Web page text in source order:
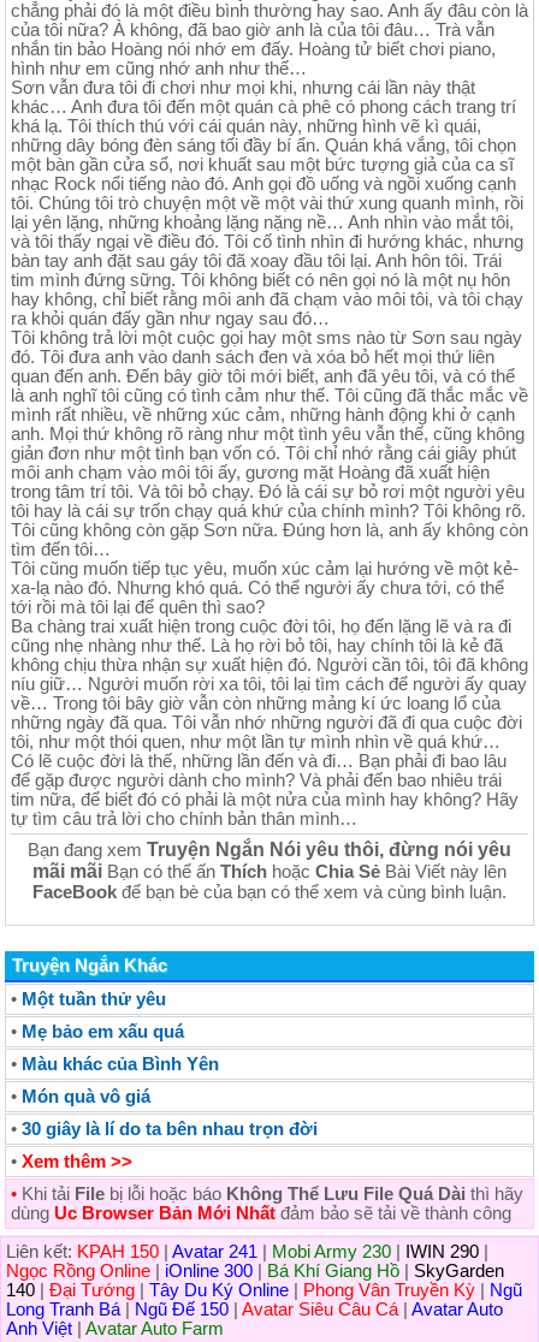
chẳng phải đó là một điều bình thường hay sao. Anh ấy đâu còn là
của tôi nữa? À không, đã bao giờ anh là của tôi đâu… Trà vẫn
nhắn tin bảo Hoàng nói nhớ em đấy. Hoàng tử biết chơi piano,
hình như em cũng nhớ anh như thế…
Sơn vẫn đưa tôi đi chơi như mọi khi, nhưng cái lần này thật
khác… Anh đưa tôi đến một quán cà phê có phong cách trang trí
khá lạ. Tôi thích thú với cái quán này, những hình vẽ kì quái,
những dây bóng đèn sáng tối đầy bí ẩn. Quán khá vắng, tôi chọn
một bàn gần cửa sổ, nơi khuất sau một bức tượng giả của ca sĩ
nhạc Rock nổi tiếng nào đó. Anh gọi đồ uống và ngồi xuống cạnh
tôi. Chúng tôi trò chuyện một về một vài thứ xung quanh mình, rồi
lại yên lặng, những khoảng lặng nặng nề… Anh nhìn vào mắt tôi,
và tôi thấy ngại về điều đó. Tôi cố tình nhìn đi hướng khác, nhưng
bàn tay anh đặt sau gáy tôi đã xoay đầu tôi lại. Anh hôn tôi. Trái
tim mình đứng sững. Tôi không biết có nên gọi nó là một nụ hôn
hay không, chỉ biết rằng môi anh đã chạm vào môi tôi, và tôi chạy
ra khỏi quán đấy gần như ngay sau đó…
Tôi không trả lời một cuộc gọi hay một sms nào từ Sơn sau ngày
đó. Tôi đưa anh vào danh sách đen và xóa bỏ hết mọi thứ liên
quan đến anh. Đến bây giờ tôi mới biết, anh đã yêu tôi, và có thể
là anh nghĩ tôi cũng có tình cảm như thế. Tôi cũng đã thắc mắc về
mình rất nhiều, về những xúc cảm, những hành động khi ở cạnh
anh. Mọi thứ không rõ ràng như một tình yêu vẫn thế, cũng không
giản đơn như một tình bạn vốn có. Tôi chỉ nhớ rằng cái giây phút
môi anh chạm vào môi tôi ấy, gương mặt Hoàng đã xuất hiện
trong tâm trí tôi. Và tôi bỏ chạy. Đó là cái sự bỏ rơi một người yêu
tôi hay là cái sự trốn chạy quá khứ của chính mình? Tôi không rõ.
Tôi cũng không còn gặp Sơn nữa. Đúng hơn là, anh ấy không còn
tìm đến tôi…
Tôi cũng muốn tiếp tục yêu, muốn xúc cảm lại hướng về một kẻ-
xa-lạ nào đó. Nhưng khó quá. Có thể người ấy chưa tới, có thể
tới rồi mà tôi lại để quên thì sao?
Ba chàng trai xuất hiện trong cuộc đời tôi, họ đến lặng lẽ và ra đi
cũng nhẹ nhàng như thế. Là họ rời bỏ tôi, hay chính tôi là kẻ đã
không chịu thừa nhận sự xuất hiện đó. Người cần tôi, tôi đã không
níu giữ… Người muốn rời xa tôi, tôi lại tìm cách để người ấy quay
về… Trong tôi bây giờ vẫn còn những mảng kí ức loang lổ của
những ngày đã qua. Tôi vẫn nhớ những người đã đi qua cuộc đời
tôi, như một thói quen, như một lần tự mình nhìn về quá khứ…
Có lẽ cuộc đời là thế, những lần đến và đi… Bạn phải đi bao lâu
để gặp được người dành cho mình? Và phải đến bao nhiêu trái
tim nữa, để biết đó có phải là một nửa của mình hay không? Hãy
tự tìm câu trả lời cho chính bản thân mình…
Bạn đang xem Truyện Ngắn Nói yêu thôi, đừng nói yêu
mãi mãi Bạn có thể ấn Thích hoặc Chia Sẻ Bài Viết này lên
FaceBook để bạn bè của bạn có thể xem và cùng bình luận.
Truyện Ngắn Khác
• Một tuần thử yêu
• Mẹ bảo em xấu quá
• Màu khác của Bình Yên
• Món quà vô giá
• 30 giây là lí do ta bên nhau trọn đời
• Xem thêm >>
• Khi tải File bị lỗi hoặc báo Không Thể Lưu File Quá Dài thì hãy
dùng Uc Browser Bản Mới Nhất đảm bảo sẽ tải về thành công
Liên kết: KPAH 150 Avatar 241 Mobi Army 230 IWIN 290
Ngọc Rồng Online
iOnline 300 Bá Khí Giang Hồ
SkyGarden
140
Đại Tướng Tây Du Ký Online Phong Vân Truyền Kỳ
Ngũ
Long Tranh Bá
Ngũ Đế 150 Avatar Siêu Câu Cá
Avatar Auto
Anh Việt
Avatar Auto Farm